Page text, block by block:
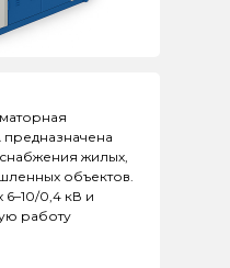
предназначена
жилых,
объектов.
6–10/0,4 кВ и
работу